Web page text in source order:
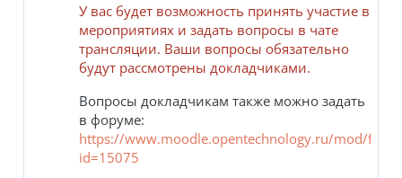
У вас будет возможность принять участие в
мероприятиях и задать вопросы в чате
трансляции. Ваши вопросы обязательно
будут рассмотрены докладчиками.
Вопросы докладчикам также можно задать
в форуме:
https://www.moodle.opentechnology.ru/mod/
id=15075